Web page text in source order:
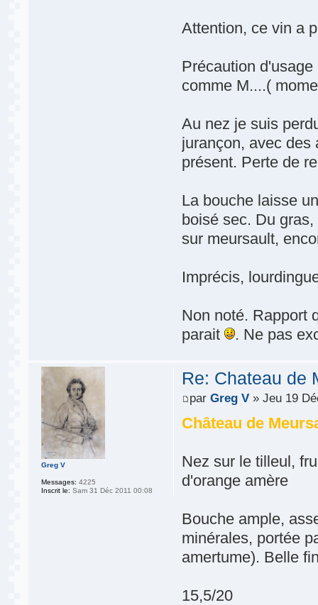
Attention, ce vin a
Précaution
comme M....(
Au nez je suis
jurançon, avec des
présent. Perte de
La bouche laisse
boisé sec. Du
sur meursault,
Imprécis,
Non noté. Rapport
parait
. Ne pas
Re: Chateau de
parGreg V » Jeu 19
Château de
Nez sur le tilleul,
d'orange amère
Bouche ample,
minérales, portée
amertume). Belle
15,5/20
Greg V
Messages: 4225
Inscrit le: Sam 31 Déc 2011 00:08